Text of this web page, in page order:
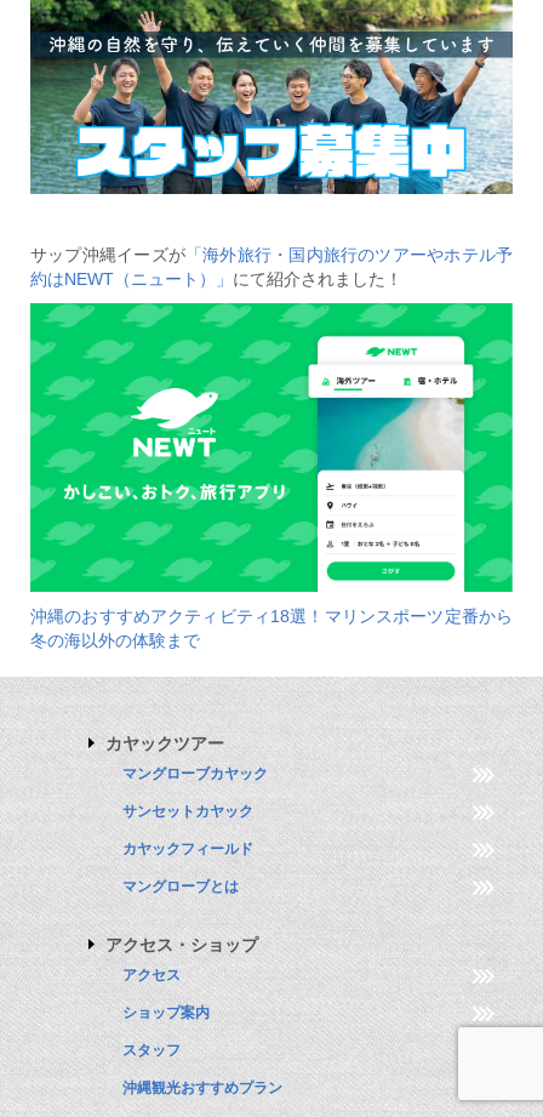
サップ沖縄イーズが 「海外旅行・国内旅行のツアーやホテル予
約はNEWT（ニュート）」 にて紹介されました！
沖縄のおすすめアクティビティ18選！マリンスポーツ定番から
冬の海以外の体験まで
カヤックツアー
マングローブカヤック
サンセットカヤック
カヤックフィールド
マングローブとは
アクセス・ショップ
アクセス
ショップ案内
スタッフ
沖縄観光おすすめプラン